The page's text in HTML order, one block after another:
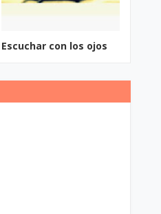
Escuchar con los ojos